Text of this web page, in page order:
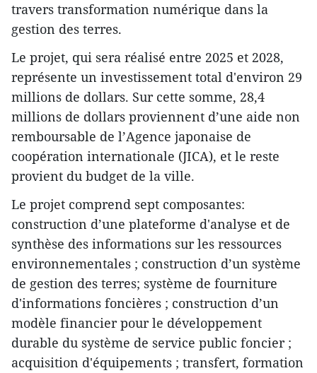
travers transformation numérique dans la
gestion des terres.
Le projet, qui sera réalisé entre 2025 et 2028,
représente un investissement total d'environ 29
millions de dollars. Sur cette somme, 28,4
millions de dollars proviennent d’une aide non
remboursable de l’Agence japonaise de
coopération internationale (JICA), et le reste
provient du budget de la ville.
Le projet comprend sept composantes:
construction d’une plateforme d'analyse et de
synthèse des informations sur les ressources
environnementales ; construction d’un système
de gestion des terres; système de fourniture
d'informations foncières ; construction d’un
modèle financier pour le développement
durable du système de service public foncier ;
acquisition d'équipements ; transfert, formation